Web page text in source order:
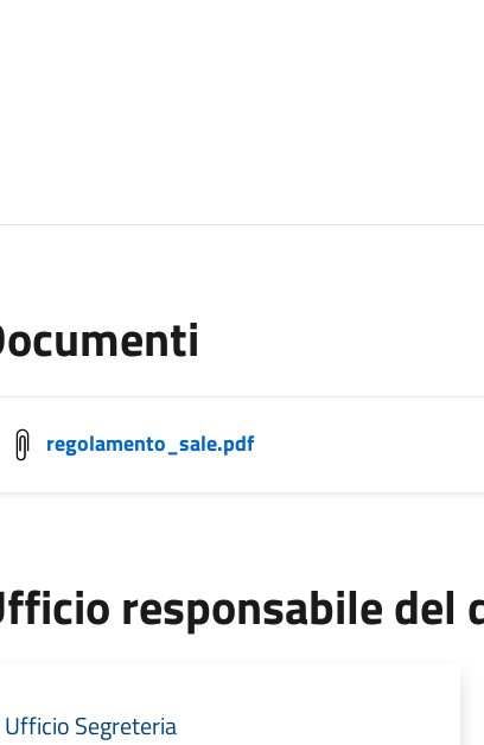
regolamento_sale.pdf
responsabile del
Ufficio Segreteria